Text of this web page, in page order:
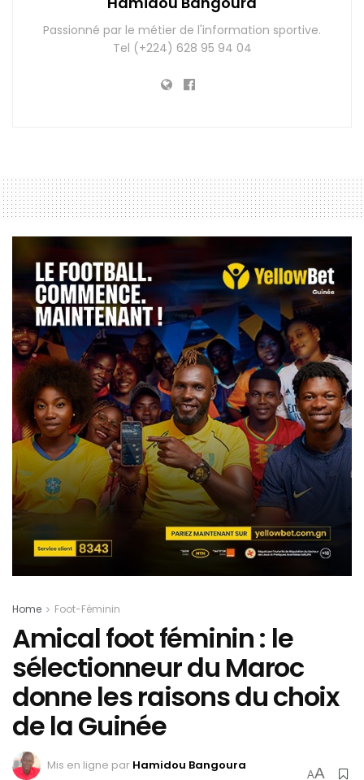
Passionné par le métier de l'information sportive.
Tel (+224) 628 95 94 04
Home Foot-Féminin
Amical foot féminin : le
sélectionneur du Maroc
donne les raisons du choix
de la Guinée
Mis en ligne par Hamidou Bangoura
AA